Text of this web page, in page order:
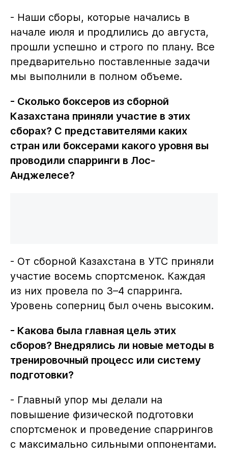
- Наши сборы, которые начались в
начале июля и продлились до августа,
прошли успешно и строго по плану. Все
предварительно поставленные задачи
мы выполнили в полном объеме.
- Сколько боксеров из сборной
Казахстана приняли участие в этих
сборах? С представителями каких
стран или боксерами какого уровня вы
проводили спарринги в Лос-
Анджелесе?
- От сборной Казахстана в УТС приняли
участие восемь спортсменок. Каждая
из них провела по 3–4 спарринга.
Уровень соперниц был очень высоким.
- Какова была главная цель этих
сборов? Внедрялись ли новые методы в
тренировочный процесс или систему
подготовки?
- Главный упор мы делали на
повышение физической подготовки
спортсменок и проведение спаррингов
с максимально сильными оппонентами.